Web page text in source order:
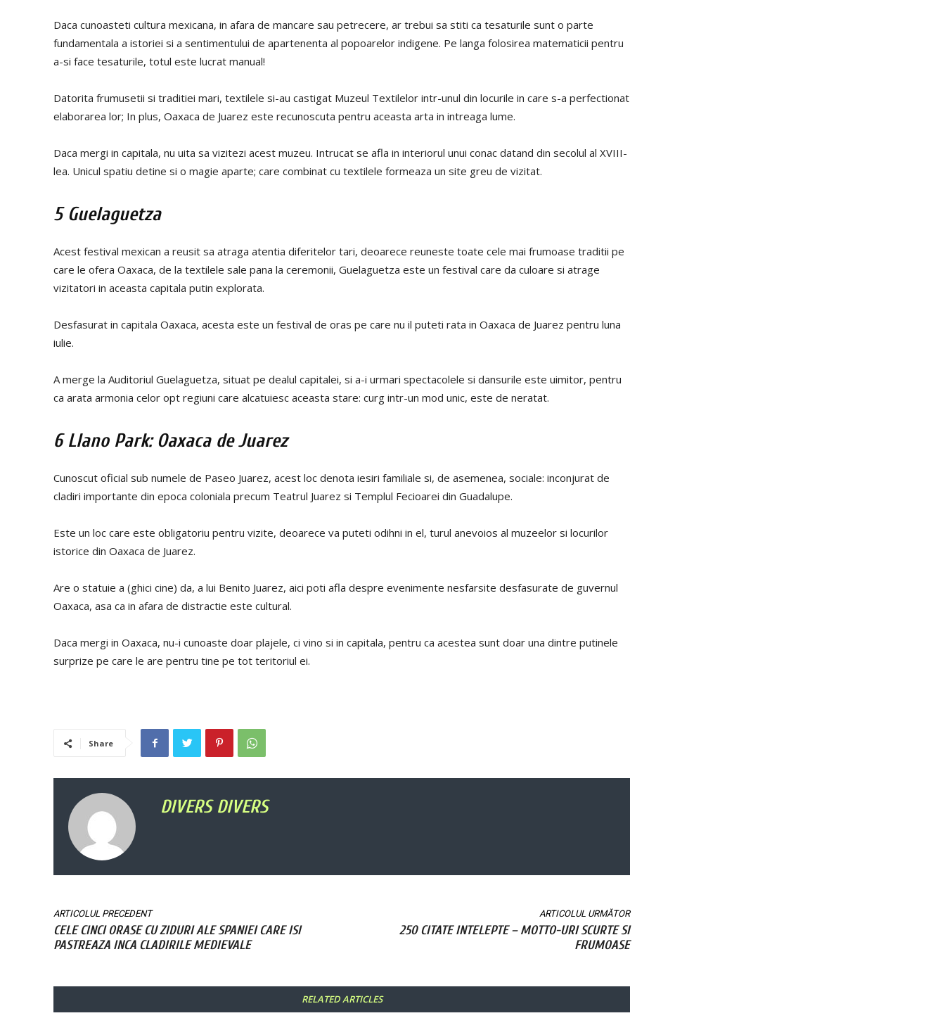
Daca cunoasteti cultura mexicana, in afara de mancare sau petrecere, ar trebui sa stiti ca tesaturile sunt o parte
fundamentala a istoriei si a sentimentului de apartenenta al popoarelor indigene. Pe langa folosirea matematicii pentru
a-si face tesaturile, totul este lucrat manual!
Datorita frumusetii si traditiei mari, textilele si-au castigat Muzeul Textilelor intr-unul din locurile in care s-a perfectionat
elaborarea lor; In plus, Oaxaca de Juarez este recunoscuta pentru aceasta arta in intreaga lume.
Daca mergi in capitala, nu uita sa vizitezi acest muzeu. Intrucat se afla in interiorul unui conac datand din secolul al XVIII-
lea. Unicul spatiu detine si o magie aparte; care combinat cu textilele formeaza un site greu de vizitat.
5 Guelaguetza
Acest festival mexican a reusit sa atraga atentia diferitelor tari, deoarece reuneste toate cele mai frumoase traditii pe
care le ofera Oaxaca, de la textilele sale pana la ceremonii, Guelaguetza este un festival care da culoare si atrage
vizitatori in aceasta capitala putin explorata.
Desfasurat in capitala Oaxaca, acesta este un festival de oras pe care nu il puteti rata in Oaxaca de Juarez pentru luna
iulie.
A merge la Auditoriul Guelaguetza, situat pe dealul capitalei, si a-i urmari spectacolele si dansurile este uimitor, pentru
ca arata armonia celor opt regiuni care alcatuiesc aceasta stare: curg intr-un mod unic, este de neratat.
6 Llano Park: Oaxaca de Juarez
Cunoscut oficial sub numele de Paseo Juarez, acest loc denota iesiri familiale si, de asemenea, sociale: inconjurat de
cladiri importante din epoca coloniala precum Teatrul Juarez si Templul Fecioarei din Guadalupe.
Este un loc care este obligatoriu pentru vizite, deoarece va puteti odihni in el, turul anevoios al muzeelor ​​si locurilor
istorice din Oaxaca de Juarez.
Are o statuie a (ghici cine) da, a lui Benito Juarez, aici poti afla despre evenimente nesfarsite desfasurate de guvernul
Oaxaca, asa ca in afara de distractie este cultural.
Daca mergi in Oaxaca, nu-i cunoaste doar plajele, ci vino si in capitala, pentru ca acestea sunt doar una dintre putinele
surprize pe care le are pentru tine pe tot teritoriul ei.
Share
DIVERS DIVERS
ARTICOLUL PRECEDENT
CELE CINCI ORASE CU ZIDURI ALE SPANIEI CARE ISI
PASTREAZA INCA CLADIRILE MEDIEVALE
ARTICOLUL URMĂTOR
250 CITATE INTELEPTE – MOTTO-URI SCURTE SI
FRUMOASE
RELATED ARTICLES